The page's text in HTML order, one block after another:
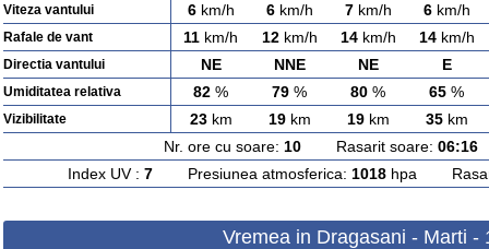
Viteza vantului 6km/h 6km/h 7km/h 6km/h
Rafale de vant 11 km/h 12km/h 14km/h 14km/h
Directia vantului NE NNE NE E
Umiditatea relativa 82 % 79 % 80 % 65 %
Vizibilitate 23km 19km 19km 35km
Nr. ore cu soare: 10Rasarit soare: 06:16
Index UV : 7Presiunea atmosferica: 1018hpa
Vremea in Dragasani - Marti -